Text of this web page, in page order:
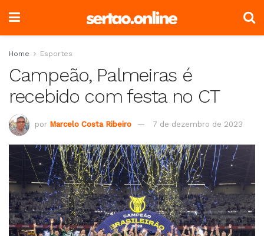
Home Esportes
Campeão, Palmeiras é
recebido com festa no CT
por Marcelo Costa Ribeiro 7 de dezembro de 2023